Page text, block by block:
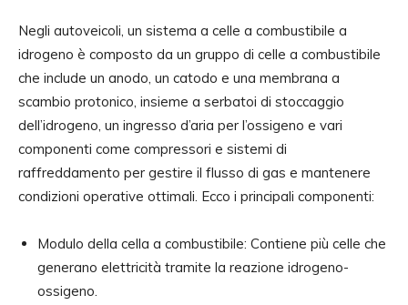
Negli autoveicoli, un sistema a celle a combustibile a
idrogeno è composto da un gruppo di celle a combustibile
che include un anodo, un catodo e una membrana a
scambio protonico, insieme a serbatoi di stoccaggio
dell’idrogeno, un ingresso d’aria per l’ossigeno e vari
componenti come compressori e sistemi di
raffreddamento per gestire il flusso di gas e mantenere
condizioni operative ottimali. Ecco i principali componenti:
Modulo della cella a combustibile: Contiene più celle che
generano elettricità tramite la reazione idrogeno-
ossigeno.